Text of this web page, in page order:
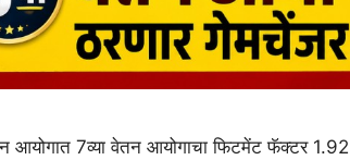
आयोगात 7व्या वेतन आयोगाचा फिटमेंट फॅक्टर